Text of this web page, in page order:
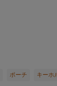
ポーチ キーホ